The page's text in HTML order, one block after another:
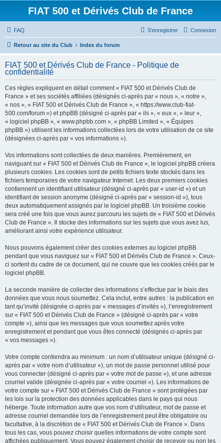
FIAT 500 et Dérivés Club de France
FAQ Connexion
S’enregistrer
Retour au site du Club Index du forum
FIAT 500 et Dérivés Club de France - Politique de
confidentialité
Ces règles expliquent en détail comment « FIAT 500 et Dérivés Club de
France » et ses sociétés affiliées (désignés ci-après par « nous », « notre »,
« nos », « FIAT 500 et Dérivés Club de France », « https://www.club-fiat-
500.com/forum ») et phpBB (désigné ci-après par « ils », « eux », « leur »,
« logiciel phpBB », « www.phpbb.com », « phpBB Limited », « Équipes
phpBB ») utilisent les informations collectées lors de votre utilisation de ce site
(désignées ci-après par « vos informations »).
Vos informations sont collectées de deux manières. Premièrement, en
naviguant sur « FIAT 500 et Dérivés Club de France », le logiciel phpBB créera
plusieurs cookies. Les cookies sont de petits fichiers texte stockés dans les
fichiers temporaires de votre navigateur Internet. Les deux premiers cookies
contiennent un identifiant utilisateur (désigné ci-après par « user-id ») et un
identifiant de session anonyme (désigné ci-après par « session-id »), tous
deux automatiquement assignés par le logiciel phpBB. Un troisième cookie
sera créé une fois que vous aurez parcouru les sujets de « FIAT 500 et Dérivés
Club de France ». Il stocke des informations sur les sujets que vous avez lus,
améliorant ainsi votre expérience utilisateur.
Nous pouvons également créer des cookies externes au logiciel phpBB
pendant que vous naviguez sur « FIAT 500 et Dérivés Club de France ». Ceux-
ci sortent du cadre de ce document, qui ne couvre que les cookies créés par le
logiciel phpBB.
La seconde manière de collecter des informations s’effectue par le biais des
données que vous nous soumettez. Cela inclut, entre autres : la publication en
tant qu’invité (désignée ci-après par « messages d’invités »), l’enregistrement
sur « FIAT 500 et Dérivés Club de France » (désigné ci-après par « votre
compte »), ainsi que les messages que vous soumettez après votre
enregistrement et pendant que vous êtes connecté (désignés ci-après par
« vos messages »).
Votre compte contiendra au minimum : un nom d’utilisateur unique (désigné ci-
après par « votre nom d’utilisateur »), un mot de passe personnel utilisé pour
vous connecter (désigné ci-après par « votre mot de passe »), et une adresse
courriel valide (désignée ci-après par « votre courriel »). Les informations de
votre compte sur « FIAT 500 et Dérivés Club de France » sont protégées par
les lois sur la protection des données applicables dans le pays qui nous
héberge. Toute information autre que vos nom d’utilisateur, mot de passe et
adresse courriel demandée lors de l’enregistrement peut être obligatoire ou
facultative, à la discrétion de « FIAT 500 et Dérivés Club de France ». Dans
tous les cas, vous pouvez choisir quelles informations de votre compte sont
affichées publiquement. Vous pouvez également choisir de recevoir ou non les